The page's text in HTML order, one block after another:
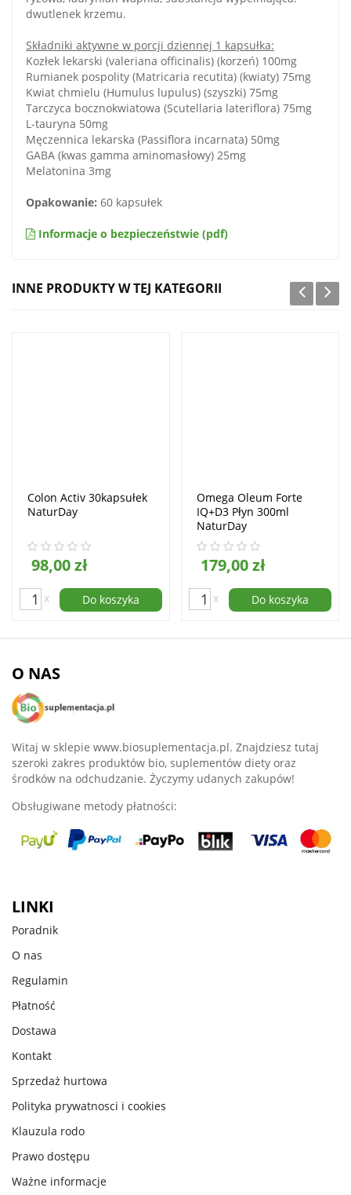
dwutlenek krzemu.
Składniki aktywne w porcji dziennej 1 kapsułka:
Kozłek lekarski (valeriana officinalis) (korzeń) 100mg
Rumianek pospolity (Matricaria recutita) (kwiaty) 75mg
Kwiat chmielu (Humulus lupulus) (szyszki) 75mg
Tarczyca bocznokwiatowa (Scutellaria lateriflora) 75mg
L-tauryna 50mg
Męczennica lekarska (Passiflora incarnata) 50mg
GABA (kwas gamma aminomasłowy) 25mg
Melatonina 3mg
Opakowanie: 60 kapsułek
Informacje o bezpieczeństwie (pdf)
INNE PRODUKTY W TEJ KATEGORII
Colon Activ 30kapsułek
NaturDay
98,00 zł
x Do koszyka
Omega Oleum Forte
IQ+D3 Płyn 300ml
NaturDay
179,00 zł
x Do koszyka
O NAS
Witaj w sklepie www.biosuplementacja.pl. Znajdziesz tutaj
szeroki zakres produktów bio, suplementów diety oraz
środków na odchudzanie. Życzymy udanych zakupów!
Obsługiwane metody płatności:
LINKI
Poradnik
O nas
Regulamin
Płatność
Dostawa
Kontakt
Sprzedaż hurtowa
Polityka prywatnosci i cookies
Klauzula rodo
Prawo dostępu
Ważne informacje